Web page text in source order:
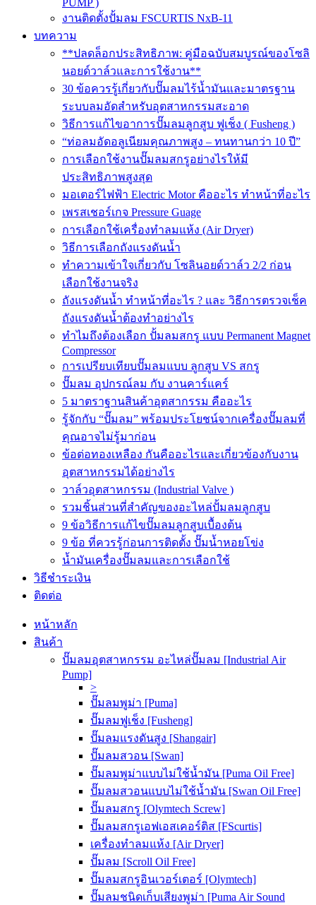
PUMP )
งานติดตั้งปั้มลม FSCURTIS NxB-11
บทความ
**ปลดล็อกประสิทธิภาพ: คู่มือฉบับสมบูรณ์ของโซลิ
นอยด์วาล์วและการใช้งาน**
30 ข้อควรรู้เกี่ยวกับปั๊มลมไร้น้ำมันและมาตรฐาน
ระบบลมอัดสำหรับอุตสาหกรรมสะอาด
วิธีการแก้ไขอาการปั๊มลมลูกสูบ ฟูเช็ง ( Fusheng )
“ท่อลมอัดอลูเนียมคุณภาพสูง – ทนทานกว่า 10 ปี”
การเลือกใช้งานปั๊มลมสกรูอย่างไรให้มี
ประสิทธิภาพสูงสุด
มอเตอร์ไฟฟ้า Electric Motor คืออะไร ทำหน้าที่อะไร
เพรสเชอร์เกจ Pressure Guage
การเลือกใช้เครื่องทำลมแห้ง (Air Dryer)
วิธีการเลือกถังแรงดันน้ำ
ทำความเข้าใจเกี่ยวกับ โซลินอยด์วาล์ว 2/2 ก่อน
เลือกใช้งานจริง
ถังแรงดันน้ำ ทำหน้าที่อะไร ? และ วิธีการตรวจเช็ค
ถังแรงดันน้ำต้องทำอย่างไร
ทำไมถึงต้องเลือก ปั้มลมสกรู แบบ Permanent Magnet
Compressor
การเปรียบเทียบปั๊มลมแบบ ลูกสูบ VS สกรู
ปั๊มลม อุปกรณ์ลม กับ งานคาร์แคร์
5 มาตราฐานสินค้าอุตสากรรม คืออะไร
รู้จักกับ “ปั๊มลม” พร้อมประโยชน์จากเครื่องปั๊มลมที่
คุณอาจไม่รู้มาก่อน
ข้อต่อทองเหลือง กันคืออะไรและเกี่ยวข้องกับงาน
อุตสาหกรรมได้อย่างไร
วาล์วอุตสาหกรรม (Industrial Valve )
รวมชิ้นส่วนที่สำคัญของอะไหล่ปั้มลมลูกสูบ
9 ข้อวิธีการแก้ไขปั๊มลมลูกสูบเบื้องต้น
9 ข้อ ที่ควรรู้ก่อนการติดตั้ง ปั๊มน้ำหอยโข่ง
น้ำมันเครื่องปั๊มลมและการเลือกใช้
วิธีชำระเงิน
ติดต่อ
หน้าหลัก
สินค้า
ปั๊มลมอุตสาหกรรม อะไหล่ปั๊มลม [Industrial Air
Pump]
>
ปั๊มลมพูม่า [Puma]
ปั๊มลมฟูเช็ง [Fusheng]
ปั๊มลมแรงดันสูง [Shangair]
ปั๊มลมสวอน [Swan]
ปั๊มลมพูม่าแบบไม่ใช้น้ำมัน [Puma Oil Free]
ปั๊มลมสวอนแบบไม่ใช้น้ำมัน [Swan Oil Free]
ปั๊มลมสกรู [Olymtech Screw]
ปั๊มลมสกรูเอฟเอสเคอร์ติส [FScurtis]
เครื่องทำลมแห้ง [Air Dryer]
ปั๊มลม [Scroll Oil Free]
ปั๊มลมสกรูอินเวอร์เตอร์ [Olymtech]
ปั๊มลมชนิดเก็บเสียงพูม่า [Puma Air Sound